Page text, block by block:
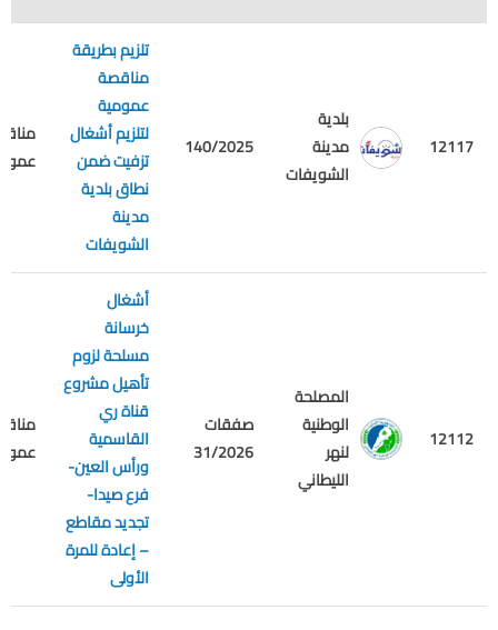
12117
بلدية
مدينة
الشويفات
140/2025
تلزيم بطريقة
مناقصة
عمومية
لتلزيم أشغال
تزفيت ضمن
نطاق بلدية
مدينة
الشويفات
12112
المصلحة
الوطنية
لنهر
الليطاني
صفقات
31/2026
أشغال
خرسانة
مسلحة لزوم
تأهيل مشروع
قناة ري
القاسمية
ورأس العين-
فرع صيدا-
تجديد مقاطع
– إعادة للمرة
الأولى